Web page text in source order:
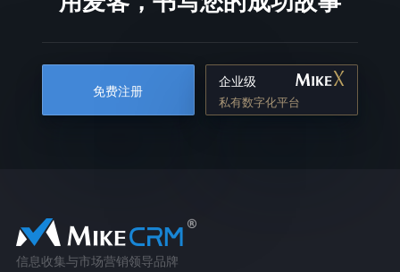
免费注册
企业级
私有数字化平台
信息收集与市场营销领导品牌